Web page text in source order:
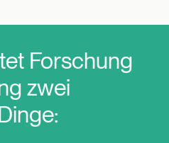
Forschung
zwei